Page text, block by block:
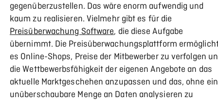
gegenüberzustellen. Das wäre enorm aufwendig und
kaum zu realisieren. Vielmehr gibt es für die
Preisüberwachung Software, die diese Aufgabe
übernimmt. Die Preisüberwachungsplattform
es Online-Shops, Preise der Mitbewerber zu verfolgen
die Wettbewerbsfähigkeit der eigenen Angebote an das
aktuelle Marktgeschehen anzupassen und das, ohne
unüberschaubare Menge an Daten analysieren zu